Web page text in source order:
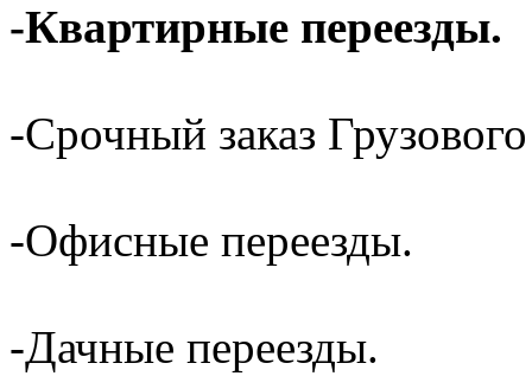
-Квартирные переезды.
-Срочный заказ
-Офисные переезды.
-Дачные переезды.